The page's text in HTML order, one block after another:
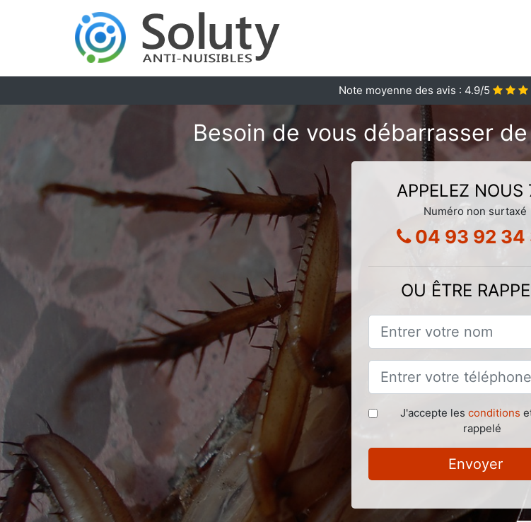
Note moyenne des avis : 4.9/5
Besoin de vous débarrasser
APPELEZ NOUS
Numéro non surtaxé
04 93 92 34
OU ÊTRE
J'accepte les conditions
rappelé
Envoyer